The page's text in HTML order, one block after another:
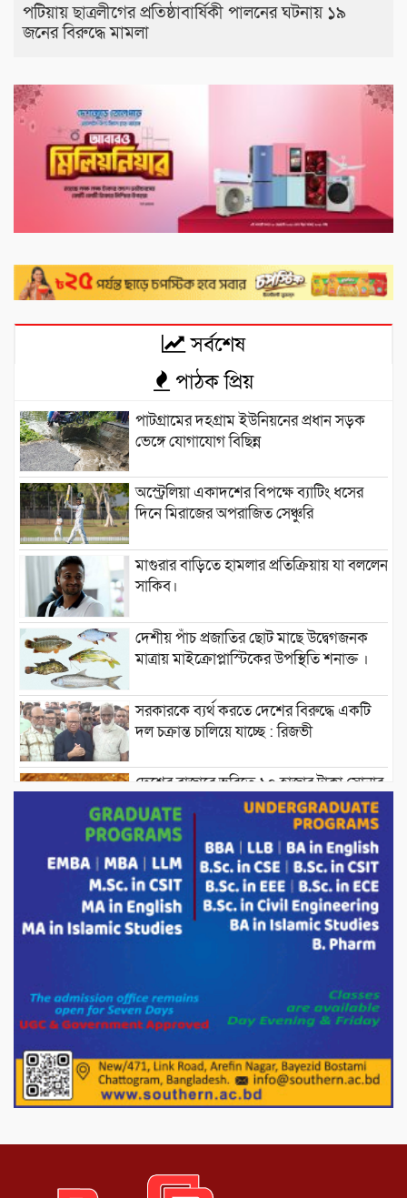
পটিয়ায় ছাত্রলীগের প্রতিষ্ঠাবার্ষিকী পালনের ঘটনায় ১৯
জনের বিরুদ্ধে মামলা
সর্বশেষ
পাঠক প্রিয়
পাটগ্রামের দহগ্রাম ইউনিয়নের প্রধান সড়ক
ভেঙ্গে যোগাযোগ বিছিন্ন
অস্ট্রেলিয়া একাদশের বিপক্ষে ব্যাটিং ধসের
দিনে মিরাজের অপরাজিত সেঞ্চুরি
মাগুরার বাড়িতে হামলার প্রতিক্রিয়ায় যা বললেন
সাকিব।
দেশীয় পাঁচ প্রজাতির ছোট মাছে উদ্বেগজনক
মাত্রায় মাইক্রোপ্লাস্টিকের উপস্থিতি শনাক্ত ।
সরকারকে ব্যর্থ করতে দেশের বিরুদ্ধে একটি
দল চক্রান্ত চালিয়ে যাচ্ছে : রিজভী
দেশের বাজারে ভরিতে ১০ হাজার টাকা সোনার
দাম বাড়ানোর ঘোষণা।
ভারপ্রাপ্ত রাষ্ট্রপতি হাফিজ উদ্দিন আহমদের
সাথে এইচটি বাংলা অনলাইন পোর্টাল ও আইপি
টিভির সম্পাদক মোঃ ইসমাইল হোসেনের
সৌজন্য সাক্ষাৎ।
পাটগ্রামে জুলাই অভ্যুত্থান দিবস উপলক্ষে
পোরশায় গণঅভ্যুত্থান দিবসে শহিদ ও জুলাই
১১ দলীয় ঐক্য পোরশা উপজেলা শাখার